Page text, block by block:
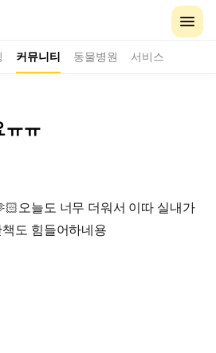
커뮤니티 동물병원 서비스
ㅠㅠ
오늘도 너무 더워서 이따 실내가
도 힘들어하네용